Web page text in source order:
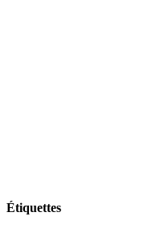
Étiquettes